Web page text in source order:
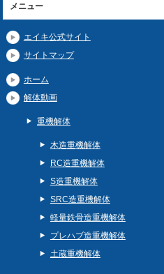
メニュー
エイキ公式サイト
サイトマップ
ホーム
解体動画
重機解体
木造重機解体
RC造重機解体
S造重機解体
SRC造重機解体
軽量鉄骨造重機解体
プレハブ造重機解体
土蔵重機解体